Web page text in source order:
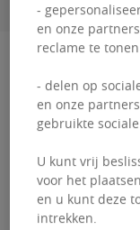
Het
De locatie
Het
-
en onze
reclame te
- delen op
en onze
gebruikte
U kunt vrij
voor het
en u kunt deze
intrekken.